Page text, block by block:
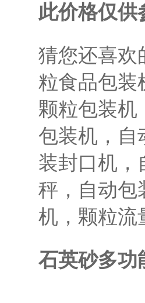
此价格仅供
猜您还喜欢
粒食品包装
颗粒包装机
包装机，自
装封口机，
秤，自动包
机，颗粒流
石英砂多功